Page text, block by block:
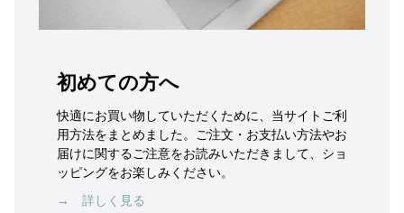
初めての方へ
快適にお買い物していただくために、当サイトご利
用方法をまとめました。ご注文・お支払い方法やお
届けに関するご注意をお読みいただきまして、ショ
ッピングをお楽しみください。
→ 詳しく見る